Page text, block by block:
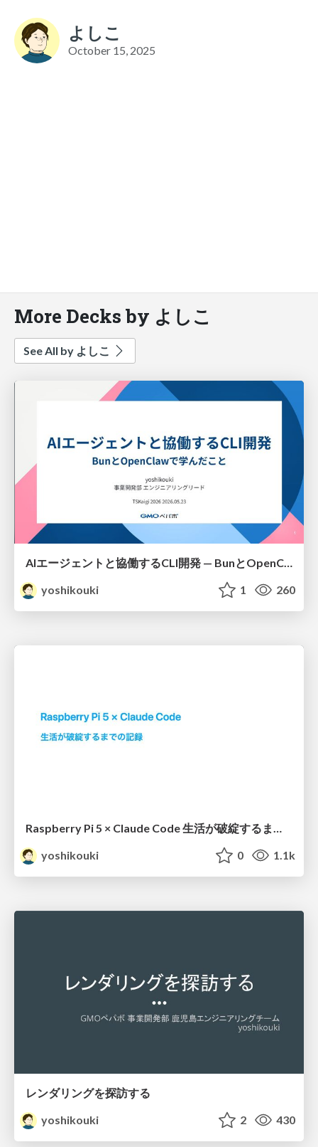
よしこ
October 15, 2025
More Decks by よしこ
See All by よしこ
AIエージェントと協働するCLI開発 — BunとOpenClawで学んだこと
yoshikouki
1 260
yoshikouki
0 1.1k
レンダリングを探訪する
yoshikouki
2 430